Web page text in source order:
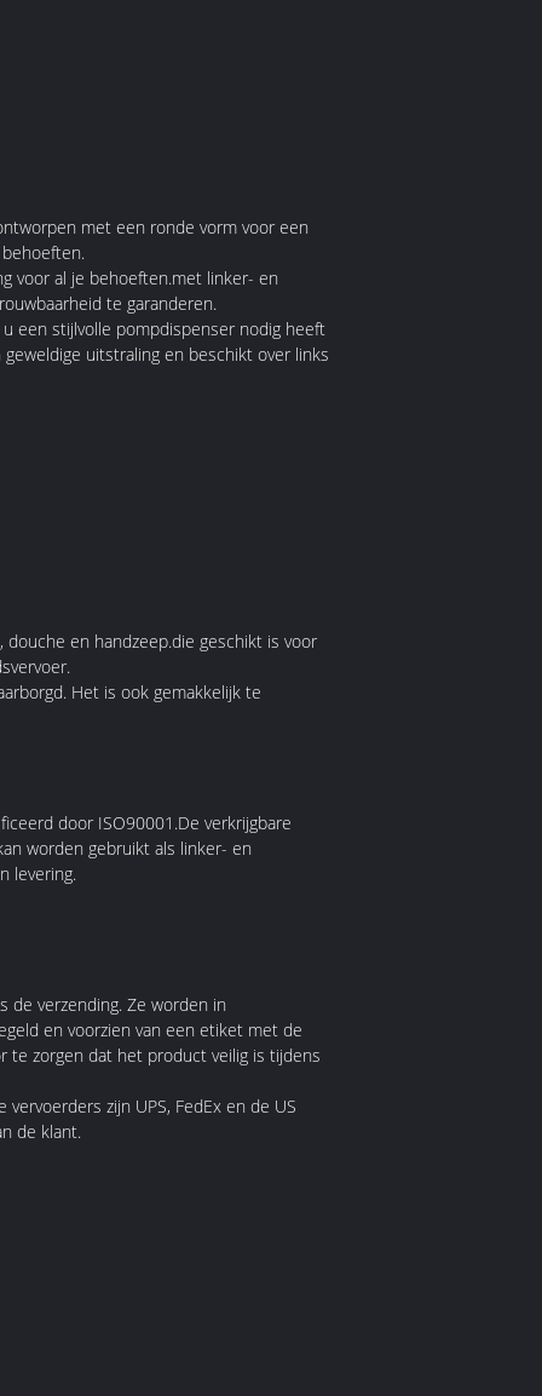
met een ronde vorm voor een
voor al je behoeften.met linker- en
te garanderen.
een stijlvolle pompdispenser nodig heeft
uitstraling en beschikt over links
en handzeep.die geschikt is voor
Het is ook gemakkelijk te
door ISO90001.De verkrijgbare
worden gebruikt als linker- en
levering.
de verzending. Ze worden in
en voorzien van een etiket met de
te zorgen dat het product veilig is tijdens
zijn UPS, FedEx en de US
de klant.